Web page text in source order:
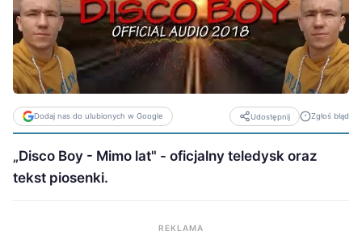
Dodaj nas do ulubionych w Google Udostępnij Zgłoś błąd
„Disco Boy - Mimo lat" - oficjalny teledysk oraz
tekst piosenki.
REKLAMA